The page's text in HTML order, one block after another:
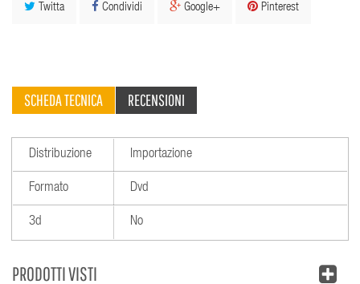
Twitta Condividi Google+ Pinterest
SCHEDA TECNICA RECENSIONI
Distribuzione Importazione
Formato Dvd
3d No
PRODOTTI VISTI